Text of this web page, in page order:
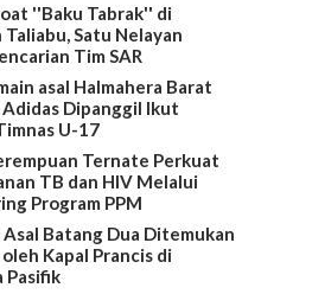
''Baku Tabrak'' di
Taliabu, Satu Nelayan
Tim SAR
asal Halmahera Barat
Adidas Dipanggil Ikut
U-17
Ternate Perkuat
TB dan HIV Melalui
Program PPM
Asal Batang Dua Ditemukan
Kapal Prancis di
Pasifik